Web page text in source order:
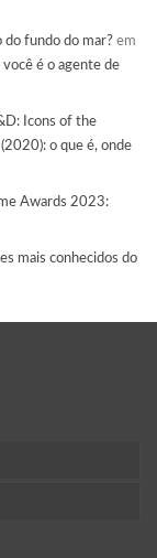
fundo do mar? em
é o agente de
Icons of the
o que é, onde
Awards 2023:
mais conhecidos do